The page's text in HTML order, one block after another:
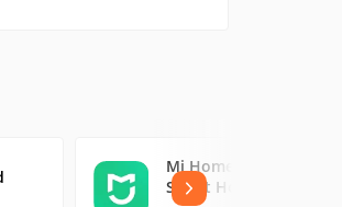
Mi Home - Xiaomi
Smart Home